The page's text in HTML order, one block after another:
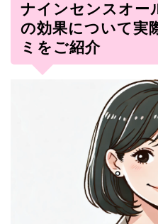
ナインセンスオー
の効果について実
ミをご紹介